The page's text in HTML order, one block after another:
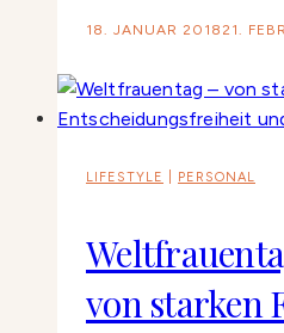
18. JANUAR 2018 21.
LIFESTYLE PERSONAL
von starken